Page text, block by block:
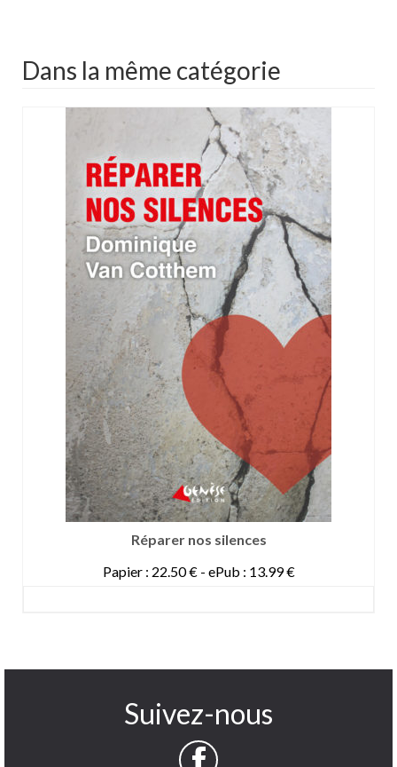
Dans la même catégorie
Réparer nos silences
Papier : 22.50 € - ePub : 13.99 €
Suivez-nous